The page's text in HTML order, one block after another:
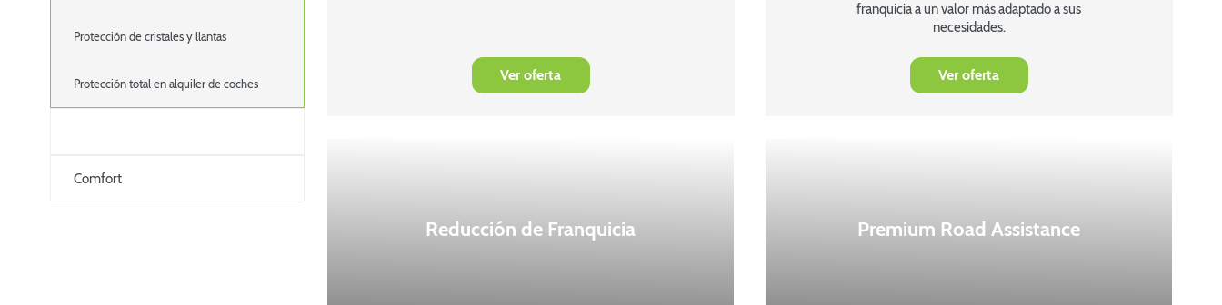
Protección de cristales y llantas
Protección total en alquiler de coches
Comfort
Ver oferta
franquicia a un valor más adaptado a sus
necesidades.
Ver oferta
Reducción de Franquicia Premium Road Assistance